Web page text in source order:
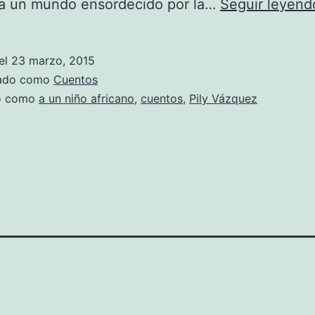
un mundo ensordecido por la… Seguir
23 marzo, 2015
como Cuentos
como a un niño africano, cuentos, Pily Vázquez